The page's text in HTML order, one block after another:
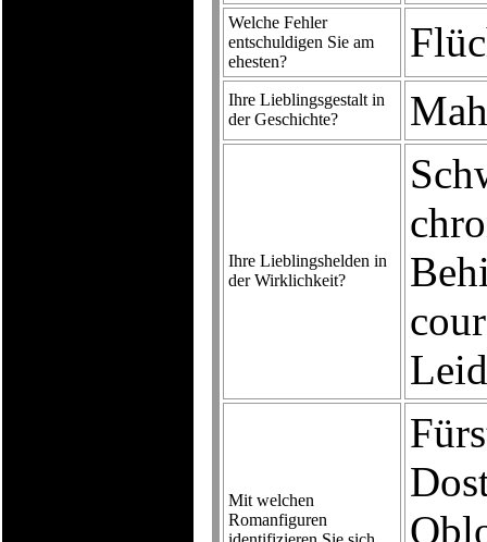
Welche Fehler
entschuldigen Sie am
ehesten?
Ihre Lieblingsgestalt in
der Geschichte?
Ihre Lieblingshelden in
der Wirklichkeit?
Mit welchen
Romanfiguren